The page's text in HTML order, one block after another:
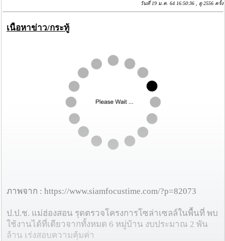
วันที่ 19 ม.ค. 64 16:50:36 , ดู 2556 ครั้ง
เนื้อหาข่าว/กระทู้
ภาพจาก : https://www.siamfocustime.com/?p=82073
ป.ป.ช. แม่ฮ่องสอน รุดตรวจโครงการโซล่าเซลล์ในพื้นที่ พบ
ใช้งานได้ที่เดียวจากทั้งหมด 6 หมู่บ้าน งบประมาณ 2 พัน
ล้าน เร่งสอบความคุ้มค่า